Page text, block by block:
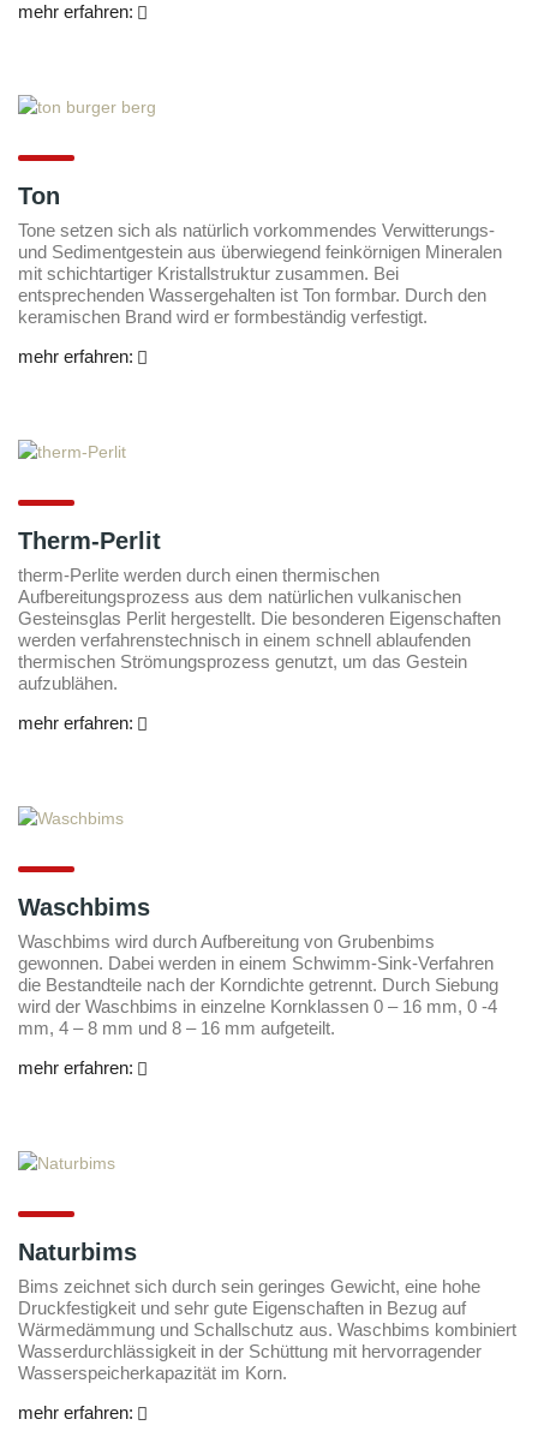
mehr erfahren:
Ton
Tone setzen sich als natürlich vorkommendes Verwitterungs-
und Sedimentgestein aus überwiegend feinkörnigen Mineralen
mit schichtartiger Kristallstruktur zusammen. Bei
entsprechenden Wassergehalten ist Ton formbar. Durch den
keramischen Brand wird er formbeständig verfestigt.
mehr erfahren:
Therm-Perlit
therm-Perlite werden durch einen thermischen
Aufbereitungsprozess aus dem natürlichen vulkanischen
Gesteinsglas Perlit hergestellt. Die besonderen Eigenschaften
werden verfahrenstechnisch in einem schnell ablaufenden
thermischen Strömungsprozess genutzt, um das Gestein
aufzublähen.
mehr erfahren:
Waschbims
Waschbims wird durch Aufbereitung von Grubenbims
gewonnen. Dabei werden in einem Schwimm-Sink-Verfahren
die Bestandteile nach der Korndichte getrennt. Durch Siebung
wird der Waschbims in einzelne Kornklassen 0 – 16 mm, 0 -4
mm, 4 – 8 mm und 8 – 16 mm aufgeteilt.
mehr erfahren:
Naturbims
Bims zeichnet sich durch sein geringes Gewicht, eine hohe
Druckfestigkeit und sehr gute Eigenschaften in Bezug auf
Wärmedämmung und Schallschutz aus. Waschbims kombiniert
Wasserdurchlässigkeit in der Schüttung mit hervorragender
Wasserspeicherkapazität im Korn.
mehr erfahren: